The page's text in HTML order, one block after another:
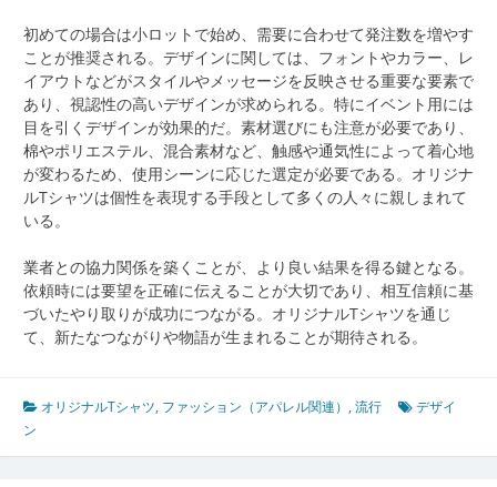
初めての場合は小ロットで始め、需要に合わせて発注数を増やす
ことが推奨される。デザインに関しては、フォントやカラー、レ
イアウトなどがスタイルやメッセージを反映させる重要な要素で
あり、視認性の高いデザインが求められる。特にイベント用には
目を引くデザインが効果的だ。素材選びにも注意が必要であり、
棉やポリエステル、混合素材など、触感や通気性によって着心地
が変わるため、使用シーンに応じた選定が必要である。オリジナ
ルTシャツは個性を表現する手段として多くの人々に親しまれて
いる。
業者との協力関係を築くことが、より良い結果を得る鍵となる。
依頼時には要望を正確に伝えることが大切であり、相互信頼に基
づいたやり取りが成功につながる。オリジナルTシャツを通じ
て、新たなつながりや物語が生まれることが期待される。
オリジナルTシャツ, ファッション（アパレル関連） ,流行
デザイ
ン